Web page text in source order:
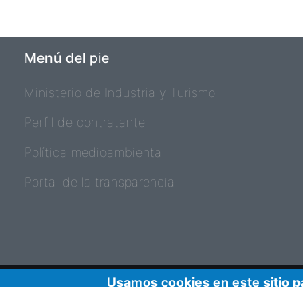
Menú del pie
Ministerio de Industria y Turismo
Perfil de contratante
Política medioambiental
Portal de la transparencia
Pie de página 2Usamos cookies en este sitio